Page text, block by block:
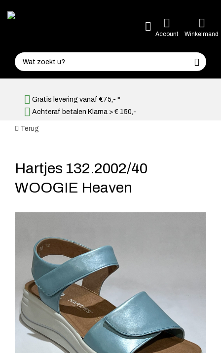
Account Winkelmand
Gratis levering vanaf €75,- *
Achteraf betalen Klarna > € 150,-
Terug
Hartjes 132.2002/40
WOOGIE Heaven